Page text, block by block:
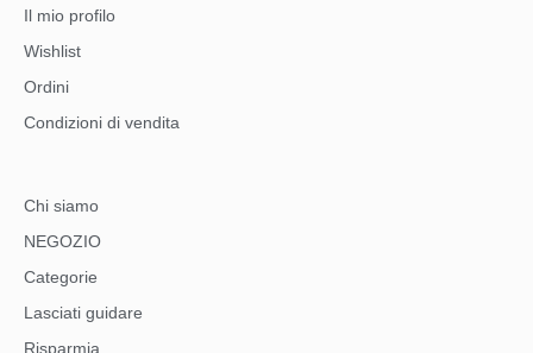
Il mio profilo
Wishlist
Ordini
Condizioni di vendita
Chi siamo
NEGOZIO
Categorie
Lasciati guidare
Risparmia